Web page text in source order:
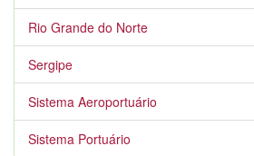
Rio Grande do Norte
Sergipe
Sistema Aeroportuário
Sistema Portuário